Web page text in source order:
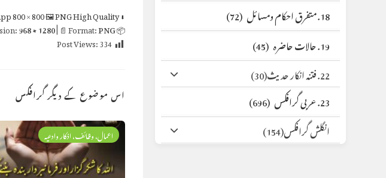
⬇ Original
800 × 800🖼 PNGHigh Quality
📦 Size:
968 × 1280| 📄 Format:PNG
Post Views:334
اس موضوع کے دیگر گرافکس
اعمال، وظائف، اذکار وادعیہ
18. متفرق احکام ومسائل
(72)
19. حالات حاضرہ
(45)
22. فتنہ انکار حدیث
(30)
23. عربی گرافکس
(696)
انگلش گرافکس(154)